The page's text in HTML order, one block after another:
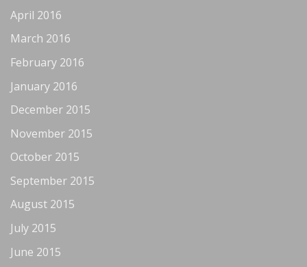
April 2016
March 2016
February 2016
January 2016
December 2015
November 2015
October 2015
September 2015
August 2015
July 2015
June 2015